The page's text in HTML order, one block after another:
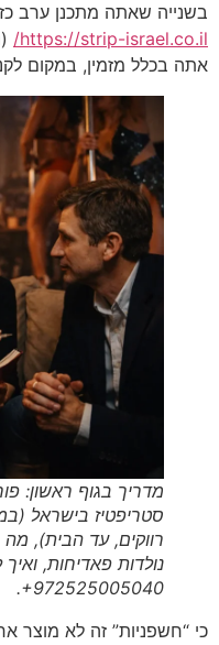
בשנייה שאתה מתכנן ערב
https://strip-israel.co.il/
אתה בכלל מזמין, במקום
מדריך בגוף ראשון:
סטריפטיז בישראל
רווקים, עד הבית),
+972525005040.
כי “חשפניות” זה לא מוצר